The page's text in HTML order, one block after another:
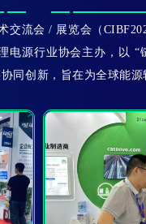
交流会 / 展览会（
电源行业协会主办，以 “
同创新，旨在为全球能源